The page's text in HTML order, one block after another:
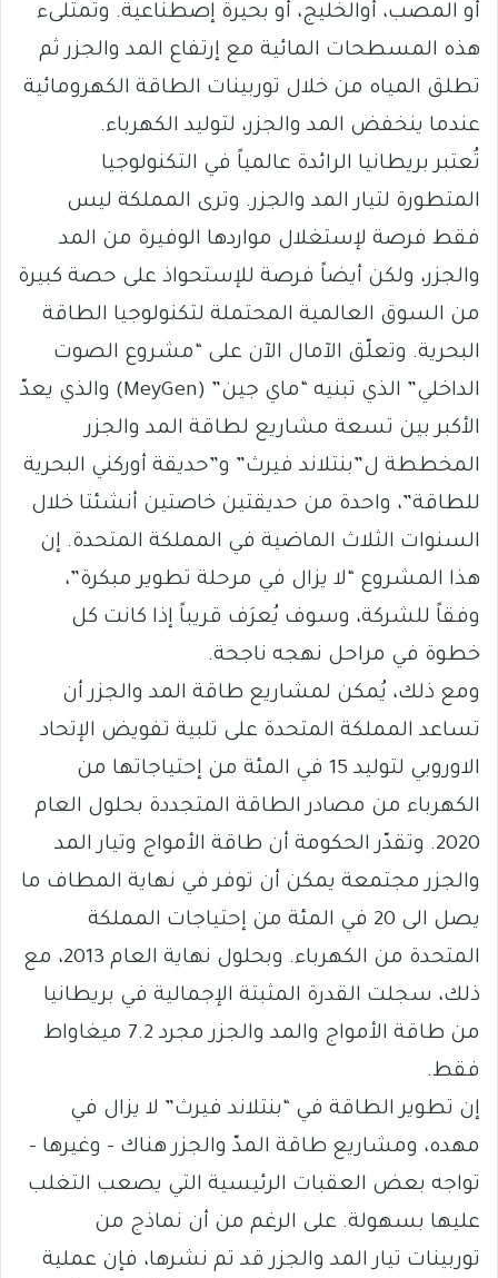
أو المصب، أوالخليج، أو بحيرة إصطناعية. وتمتلىء
هذه المسطحات المائية مع إرتفاع المد والجزر ثم
تطلق المياه من خلال توربينات الطاقة الكهرومائية
عندما ينخفض المد والجزر، لتوليد الكهرباء.
تُعتبر بريطانيا الرائدة عالمياً في التكنولوجيا
المتطورة لتيار المد والجزر. وترى المملكة ليس
فقط فرصة لإستغلال مواردها الوفيرة من المد
والجزر، ولكن أيضاً فرصة للإستحواذ على حصة كبيرة
من السوق العالمية المحتملة لتكنولوجيا الطاقة
البحرية. وتعلّق الآمال الآن على “مشروع الصوت
الداخلي” الذي تبنيه “ماي جين” (MeyGen) والذي يعدّ
الأكبر بين تسعة مشاريع لطاقة المد والجزر
المخططة ل”بنتلاند فيرث” و”حديقة أوركني البحرية
للطاقة”، واحدة من حديقتين خاصتين أنشئتا خلال
السنوات الثلاث الماضية في المملكة المتحدة. إن
هذا المشروع “لا يزال في مرحلة تطوير مبكرة”،
وفقاً للشركة، وسوف يُعرَف قريباً إذا كانت كل
خطوة في مراحل نهجه ناجحة.
ومع ذلك، يُمكن لمشاريع طاقة المد والجزر أن
تساعد المملكة المتحدة على تلبية تفويض الإتحاد
الاوروبي لتوليد 15 في المئة من إحتياجاتها من
الكهرباء من مصادر الطاقة المتجددة بحلول العام
2020. وتقدّر الحكومة أن طاقة الأمواج وتيار المد
والجزر مجتمعة يمكن أن توفر في نهاية المطاف ما
يصل الى 20 في المئة من إحتياجات المملكة
المتحدة من الكهرباء. وبحلول نهاية العام 2013، مع
ذلك، سجلت القدرة المثبتة الإجمالية في بريطانيا
من طاقة الأمواج والمد والجزر مجرد 7.2 ميغاواط
فقط.
إن تطوير الطاقة في “بنتلاند فيرث” لا يزال في
مهده، ومشاريع طاقة المدّ والجزر هناك – وغيرها –
تواجه بعض العقبات الرئيسية التي يصعب التغلب
عليها بسهولة. على الرغم من أن نماذج من
توربينات تيار المد والجزر قد تم نشرها، فإن عملية